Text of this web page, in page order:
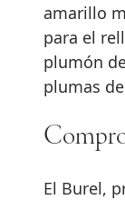
amarillo
para el
plumón
plumas
El Burel,